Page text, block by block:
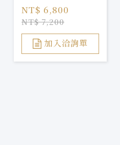
NT$ 6,800
NT$ 7,200
加入洽詢單